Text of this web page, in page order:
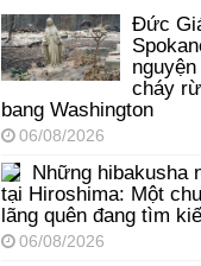
Đức
cháy
bang Washington
06/08/2026
Những hibakusha
tại Hiroshima: Một
lãng quên đang tìm
06/08/2026